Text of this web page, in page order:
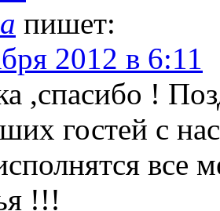
пишет:
2012 в 6:11
,спасибо !
гостей с
все
!!!